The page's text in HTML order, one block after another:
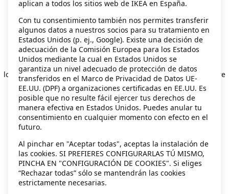
Application error: a client-side exception has occurred
loadingsecondhand.ikea.com (see the browser console for more
information).
aplican a todos los sitios web de IKEA en España.
Con tu consentimiento también nos permites transferir
algunos datos a nuestros socios para su tratamiento en
Estados Unidos (p. ej., Google). Existe una decisión de
adecuación de la Comisión Europea para los Estados
Unidos mediante la cual en Estados Unidos se
garantiza un nivel adecuado de protección de datos
transferidos en el Marco de Privacidad de Datos UE-
EE.UU. (DPF) a organizaciones certificadas en EE.UU. Es
posible que no resulte fácil ejercer tus derechos de
manera efectiva en Estados Unidos. Puedes anular tu
consentimiento en cualquier momento con efecto en el
futuro.
Al pinchar en "Aceptar todas", aceptas la instalación de
las cookies. SI PREFIERES CONFIGURARLAS TÚ MISMO,
PINCHA EN "CONFIGURACIÓN DE COOKIES". Si eliges
“Rechazar todas” sólo se mantendrán las cookies
estrictamente necesarias.